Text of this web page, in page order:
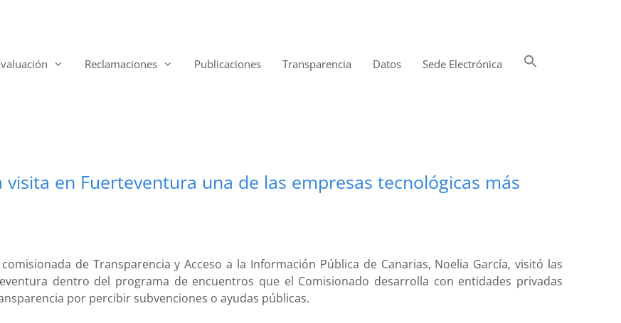
Reclamaciones Publicaciones Transparencia Datos Sede Electrónica
en Fuerteventura una de las empresas tecnológicas más
comisionada de Transparencia y Acceso a la Información Pública de Canarias, Noelia García, visitó las
dentro del programa de encuentros que el Comisionado desarrolla con entidades privadas
por percibir subvenciones o ayudas públicas.